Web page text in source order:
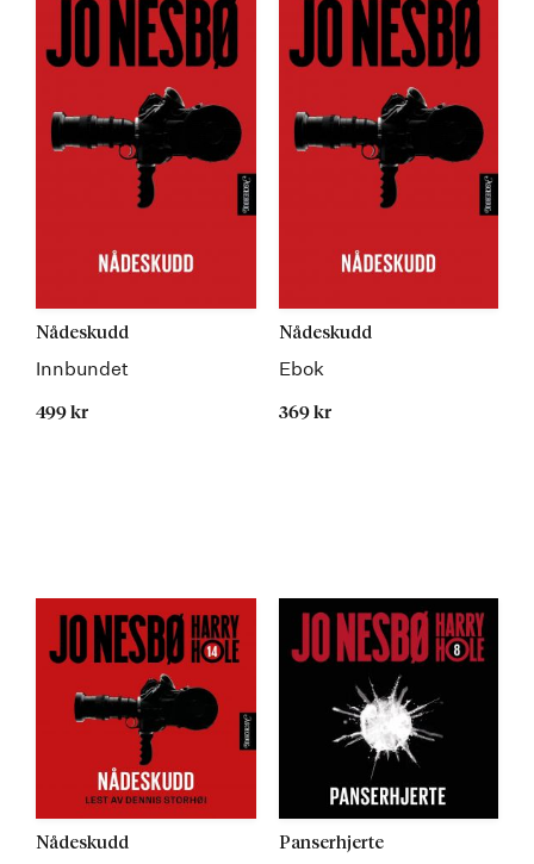
Nådeskudd
Innbundet
499 kr
Nådeskudd
Ebok
369 kr
Nådeskudd Panserhjerte